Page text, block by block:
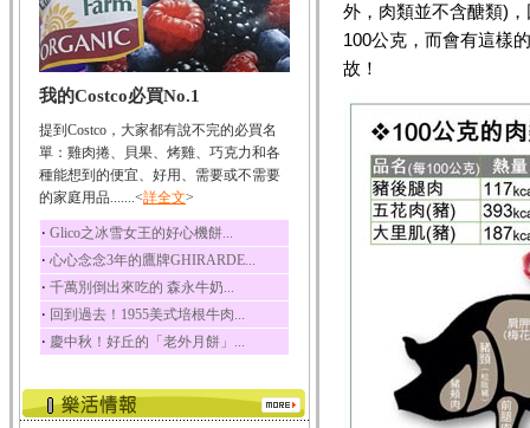
咖啡中的咖啡因會刺激
中樞神經系統，特別...
椰子
椰子含有糖類、脂肪、
蛋白質、維生素及多...
荔枝
荔枝性質溫和所含的營
養素有醣類、檸檬酸...
五味子
五味子性質溫熱所含營
養成分有揮發油、檸...
草魚
草魚含有維生素A、維生
素C、及豐富的蛋白...
我的Costco必買No.1
提到Costco，大家都有說不完的必買名
單：雞肉捲、貝果、烤雞、巧克力和各
種能想到的便宜、好用、需要或不需要
的家庭用品.......<詳全文>
‧ Glico之冰雪女王的好心機餅...
‧ 心心念念3年的鷹牌GHIRARDE...
‧ 千萬別倒出來吃的 森永牛奶...
‧ 回到過去！1955美式培根牛肉...
‧ 慶中秋！好丘的「老外月餅」...
外，肉類並不含醣類)
100公克，而會有這樣
故！